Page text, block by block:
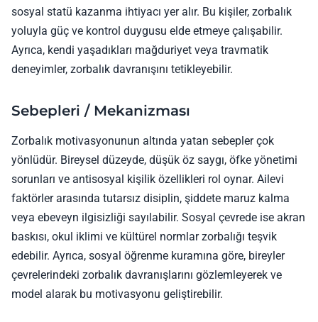
sosyal statü kazanma ihtiyacı yer alır. Bu kişiler, zorbalık
yoluyla güç ve kontrol duygusu elde etmeye çalışabilir.
Ayrıca, kendi yaşadıkları mağduriyet veya travmatik
deneyimler, zorbalık davranışını tetikleyebilir.
Sebepleri / Mekanizması
Zorbalık motivasyonunun altında yatan sebepler çok
yönlüdür. Bireysel düzeyde, düşük öz saygı, öfke yönetimi
sorunları ve antisosyal kişilik özellikleri rol oynar. Ailevi
faktörler arasında tutarsız disiplin, şiddete maruz kalma
veya ebeveyn ilgisizliği sayılabilir. Sosyal çevrede ise akran
baskısı, okul iklimi ve kültürel normlar zorbalığı teşvik
edebilir. Ayrıca, sosyal öğrenme kuramına göre, bireyler
çevrelerindeki zorbalık davranışlarını gözlemleyerek ve
model alarak bu motivasyonu geliştirebilir.